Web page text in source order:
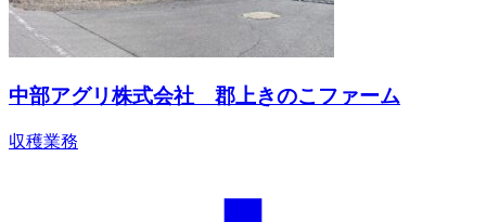
中部アグリ株式会社 郡上きのこファーム
収穫業務